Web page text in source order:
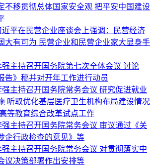
不移贯彻总体国家安全观 把平安中国建设
近平在民营企业座谈会上强调：民营经济
大有可为 民营企业和民营企业家大显身手
强主持召开国务院第七次全体会议 讨论
告》稿并对开年工作进行动员
强主持召开国务院常务会议 研究促进就业
听取优化基层医疗卫生机构布局建设情况
等教育综合改革试点工作
强主持召开国务院常务会议 审议通过《关
企行政检查的意见》等
强主持召开国务院常务会议 对贯彻落实中
议决策部署作出安排等